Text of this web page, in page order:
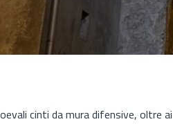
cinti da mura difensive, oltre